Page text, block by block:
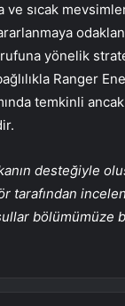
ve sıcak
yönelik
Ranger
temkinli
desteğiyle
tarafından
bölümümüze